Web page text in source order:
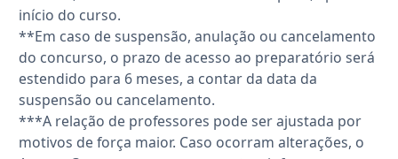
início do curso.
**Em caso de suspensão, anulação ou cancelamento
do concurso, o prazo de acesso ao preparatório será
estendido para 6 meses, a contar da data da
suspensão ou cancelamento.
***A relação de professores pode ser ajustada por
motivos de força maior. Caso ocorram alterações, o